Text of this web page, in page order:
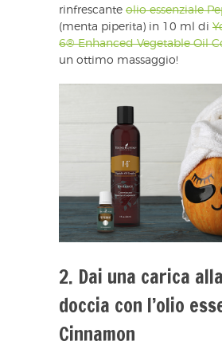
rinfrescante olio essenziale
(menta piperita) in 10 ml di
6® Enhanced Vegetable Oil
un ottimo massaggio!
2. Dai una carica
doccia con l’olio
Cinnamon